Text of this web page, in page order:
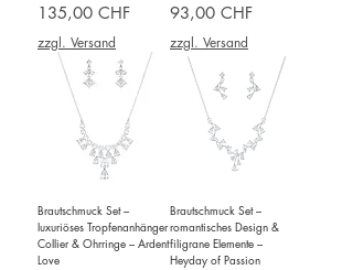
Preis
135,00 CHF
zzgl. Versand
Preis
93,00 CHF
zzgl. Versand
Brautschmuck Set –
luxuriöses Tropfenanhänger
Collier & Ohrringe – Ardent
Love
Brautschmuck Set –
romantisches Design &
filigrane Elemente –
Heyday of Passion